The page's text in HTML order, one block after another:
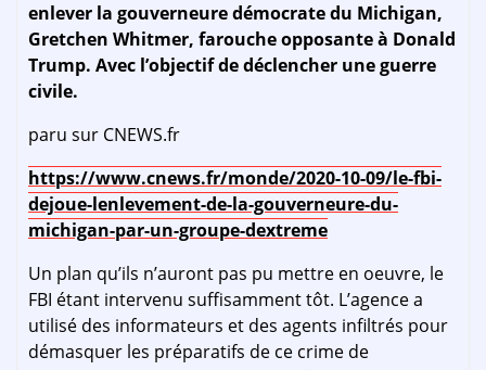
enlever la gouverneure démocrate du Michigan,
Gretchen Whitmer, farouche opposante à Donald
Trump. Avec l’objectif de déclencher une guerre
civile.
paru sur CNEWS.fr
https://www.cnews.fr/monde/2020-10-09/le-fbi-
dejoue-lenlevement-de-la-gouverneure-du-
michigan-par-un-groupe-dextreme
Un plan qu’ils n’auront pas pu mettre en oeuvre, le
FBI étant intervenu suffisamment tôt. L’agence a
utilisé des informateurs et des agents infiltrés pour
démasquer les préparatifs de ce crime de